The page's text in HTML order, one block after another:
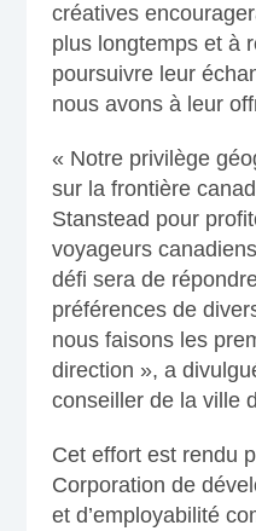
créatives
plus longtemps et à
poursuivre leur
nous avons à leur
« Notre privilège
sur la frontière
Stanstead pour
voyageurs
défi sera de
préférences de
nous faisons les
direction », a
conseiller de la ville
Cet effort est rendu
Corporation de
et d’employabilité